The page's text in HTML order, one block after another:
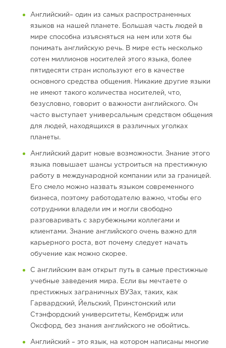
Английский– один из самых распространенных
языков на нашей планете. Большая часть людей в
мире способна изъясняться на нем или хотя бы
понимать английскую речь. В мире есть несколько
сотен миллионов носителей этого языка, более
пятидесяти стран используют его в качестве
основного средства общения. Никакие другие языки
не имеют такого количества носителей, что,
безусловно, говорит о важности английского. Он
часто выступает универсальным средством общения
для людей, находящихся в различных уголках
планеты.
Английский дарит новые возможности. Знание этого
языка повышает шансы устроиться на престижную
работу в международной компании или за границей.
Его смело можно назвать языком современного
бизнеса, поэтому работодателю важно, чтобы его
сотрудники владели им и могли свободно
разговаривать с зарубежными коллегами и
клиентами. Знание английского очень важно для
карьерного роста, вот почему следует начать
обучение как можно скорее.
С английским вам открыт путь в самые престижные
учебные заведения мира. Если вы мечтаете о
престижных заграничных ВУЗах, таких, как
Гарвардский, Йельский, Принстонский или
Стэнфордский университеты, Кембридж или
Оксфорд, без знания английского не обойтись.
Английский – это язык, на котором написаны многие